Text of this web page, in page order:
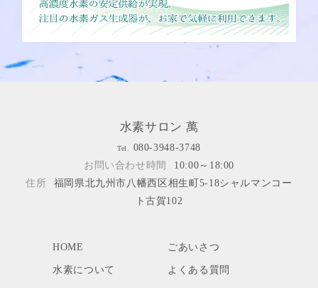
水素サロン 萬
Tel.
080-3948-3748
お問い合わせ時間
10:00～18:00
住所
福岡県北九州市八幡西区相生町5-18シャルマンコー
ト古賀102
HOME
水素について
ごあいさつ
よくある質問